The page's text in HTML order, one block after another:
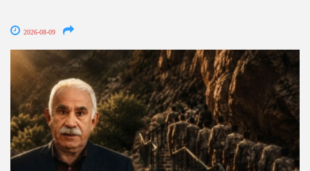
2026-08-09